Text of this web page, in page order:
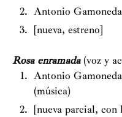
Antonio
[nueva, estreno]
Rosa enramada (voz y
Antonio
(música)
[nueva parcial,